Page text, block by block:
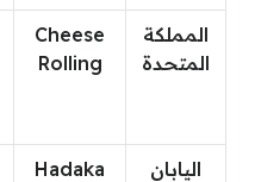
المملكة
المتحدة
Cheese
Rolling
اليابان
Hadaka